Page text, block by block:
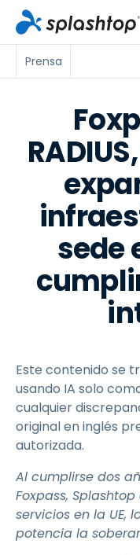
Prensa
sede
Este contenido se
usando IA solo
cualquier
original en inglés
autorizada.
Al cumplirse dos
Foxpass,
servicios en la UE,
potencia la